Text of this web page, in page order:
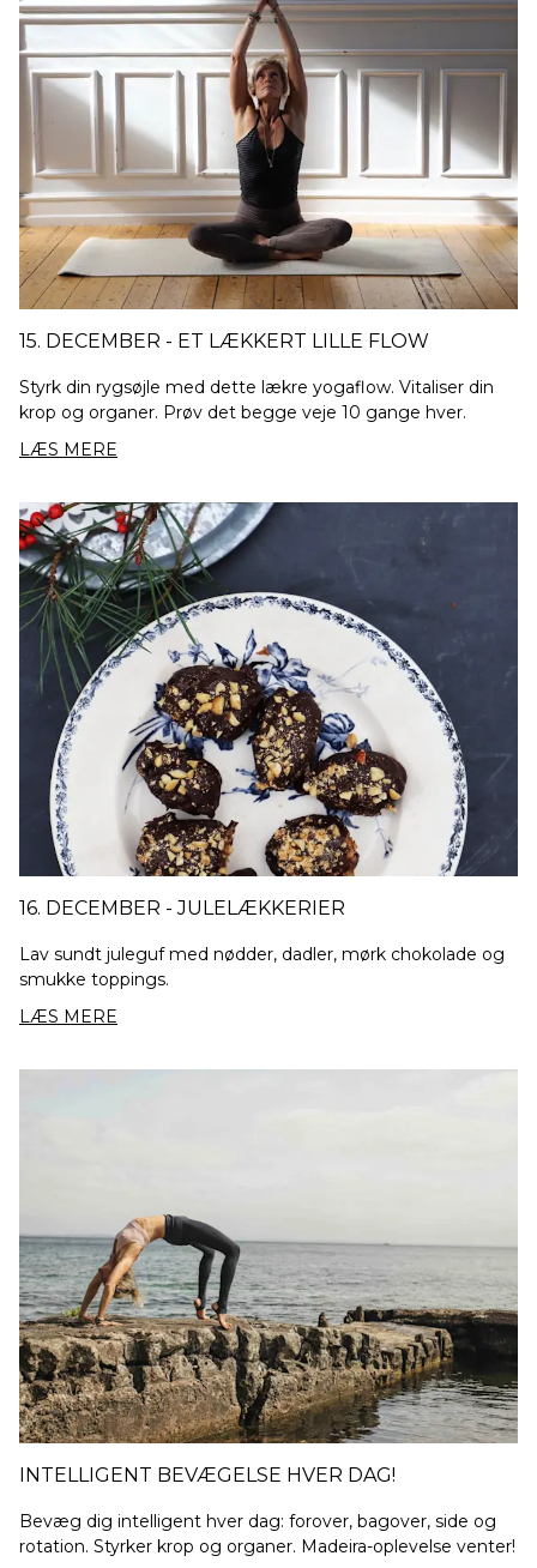
15. DECEMBER - ET LÆKKERT LILLE FLOW
Styrk din rygsøjle med dette lækre yogaflow. Vitaliser din
krop og organer. Prøv det begge veje 10 gange hver.
LÆS MERE
16. DECEMBER - JULELÆKKERIER
Lav sundt juleguf med nødder, dadler, mørk chokolade og
smukke toppings.
LÆS MERE
INTELLIGENT BEVÆGELSE HVER DAG!
Bevæg dig intelligent hver dag: forover, bagover, side og
rotation. Styrker krop og organer. Madeira-oplevelse venter!